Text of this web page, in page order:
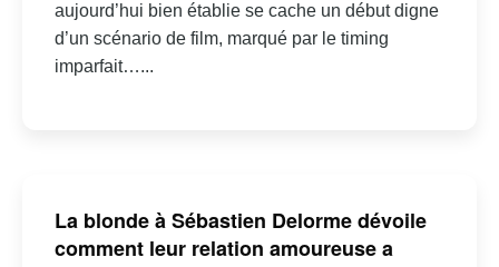
aujourd’hui bien établie se cache un début digne
d’un scénario de film, marqué par le timing
imparfait…...
La blonde à Sébastien Delorme dévoile
comment leur relation amoureuse a